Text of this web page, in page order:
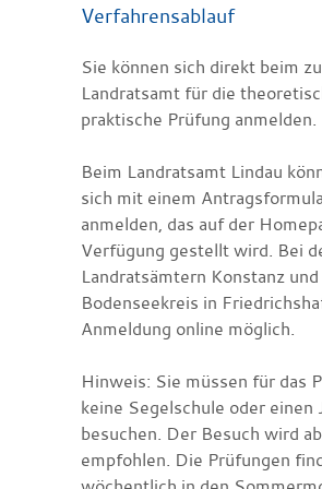
Verfahrensablauf
Sie können sich direkt beim
Landratsamt für die
praktische Prüfung anmelden.
Beim Landratsamt Lindau
sich mit einem
anmelden, das auf der
Verfügung gestellt wird. Bei
Landratsämtern Konstanz und
Bodenseekreis in
Anmeldung online möglich.
Hinweis: Sie müssen für das
keine Segelschule oder einen
besuchen. Der Besuch wird
empfohlen. Die Prüfungen